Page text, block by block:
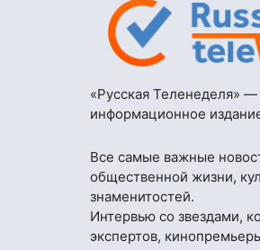
«Русская Теленеделя»
информационное
Все самые важные
общественной жизни,
знаменитостей.
Интервью со звездами,
экспертов,